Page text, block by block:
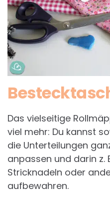
Das vielseitige
viel mehr: Du kannst
die Unterteilungen
anpassen und darin z.
Stricknadeln oder
aufbewahren.